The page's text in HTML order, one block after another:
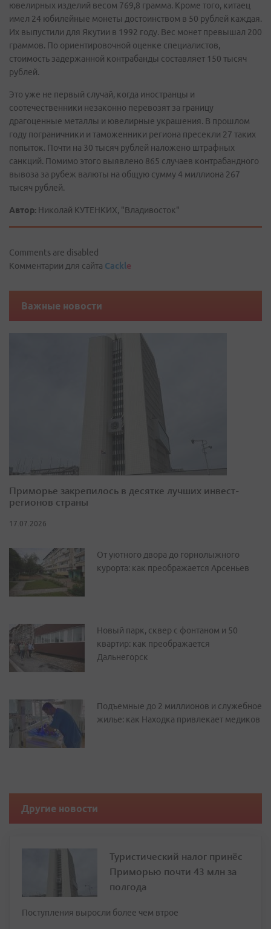
ювелирных изделий весом 769,8 грамма. Кроме того, китаец
имел 24 юбилейные монеты достоинством в 50 рублей каждая.
Их выпустили для Якутии в 1992 году. Вес монет превышал 200
граммов. По ориентировочной оценке специалистов,
стоимость задержанной контрабанды составляет 150 тысяч
рублей.
Это уже не первый случай, когда иностранцы и
соотечественники незаконно перевозят за границу
драгоценные металлы и ювелирные украшения. В прошлом
году пограничники и таможенники региона пресекли 27 таких
попыток. Почти на 30 тысяч рублей наложено штрафных
санкций. Помимо этого выявлено 865 случаев контрабандного
вывоза за рубеж валюты на общую сумму 4 миллиона 267
тысяч рублей.
Автор: Николай КУТЕНКИХ, "Владивосток"
Comments are disabled
Комментарии для сайта Cackle
Важные новости
Приморье закрепилось в десятке лучших инвест-
регионов страны
17.07.2026
От уютного двора до горнолыжного
курорта: как преображается Арсеньев
Новый парк, сквер с фонтаном и 50
квартир: как преображается
Дальнегорск
Подъемные до 2 миллионов и служебное
жилье: как Находка привлекает медиков
Другие новости
Туристический налог принёс
Приморью почти 43 млн за
полгода
Поступления выросли более чем втрое